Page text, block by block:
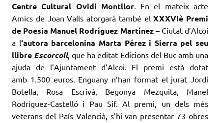
Centre Cultural Ovidi Montllor. En el mateix acte
Amics de Joan Valls atorgarà també elXXXVIè Premi
de Poesia Manuel Rodríguez Martínez– Ciutat d’Alcoi
a l‘autora barcelonina Marta Pérez i Sierra pel seu
llibre Escorcoll, que ha editat Edicions del Buc amb una
ajuda de l’Ajuntament d’Alcoi. El premi està dotat
amb 1.500 euros. Enguany n’han format el jurat Jordi
Botella, Rosa Escrivà, Begonya Mezquita, Manel
Rodríguez-Castelló i Pau Sif. Al premi, un dels més
veterans del País Valencià, s’hi van presentar 73 obres